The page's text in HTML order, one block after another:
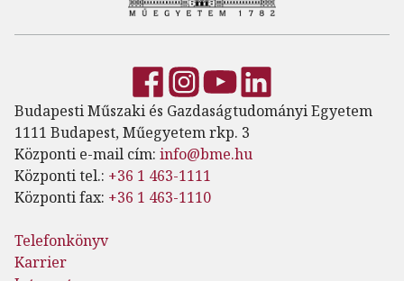
Budapesti Műszaki és Gazdaságtudományi Egyetem
1111 Budapest, Műegyetem rkp. 3
Központi e-mail cím: info@bme.hu
Központi tel.: +36 1 463-1111
Központi fax: +36 1 463-1110
Telefonkönyv
Karrier